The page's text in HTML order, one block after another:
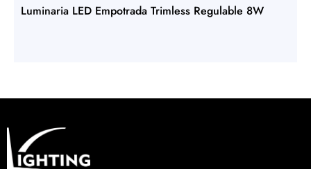
Luminaria LED Empotrada Trimless Regulable 8W